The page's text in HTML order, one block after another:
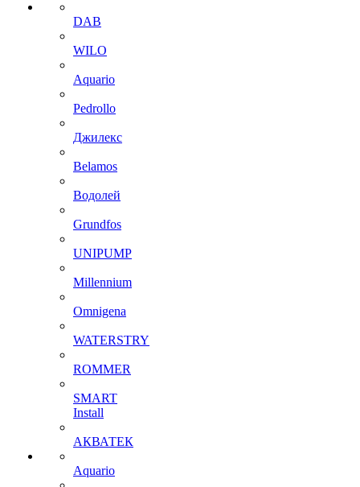
DAB
WILO
Aquario
Pedrollo
Джилекс
Belamos
Водолей
Grundfos
UNIPUMP
Millennium
Omnigena
WATERSTRY
ROMMER
SMART
Install
АКВАТЕК
Aquario